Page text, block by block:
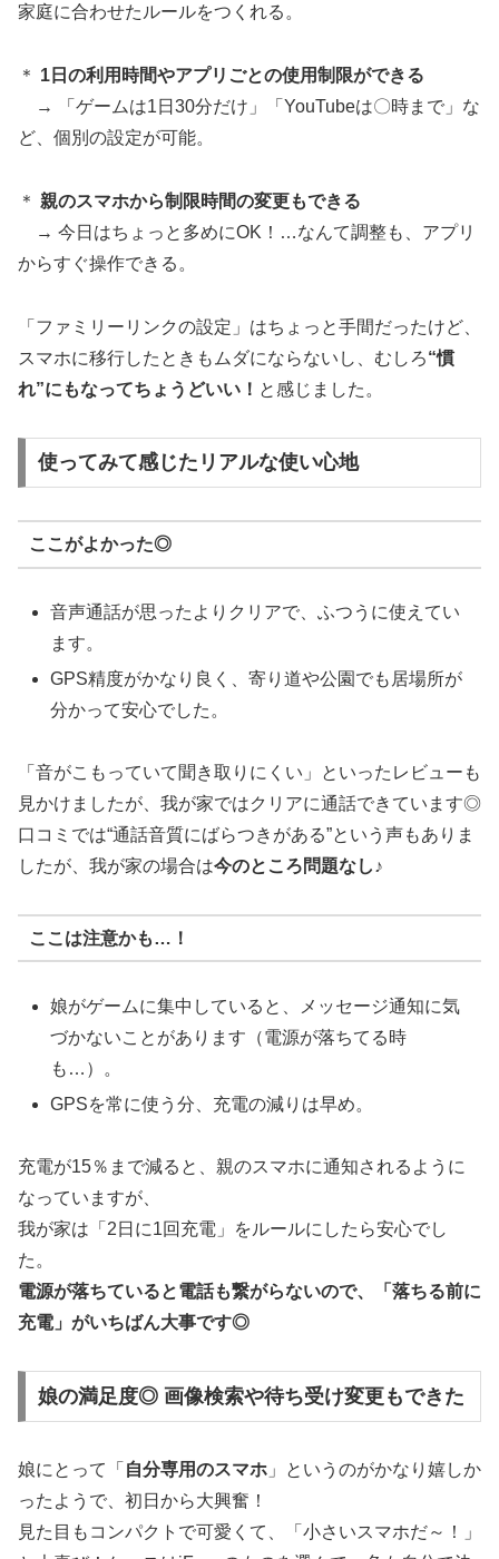
家庭に合わせたルールをつくれる。
＊ 1日の利用時間やアプリごとの使用制限ができる
→ 「ゲームは1日30分だけ」「YouTubeは〇時まで」な
ど、個別の設定が可能。
＊ 親のスマホから制限時間の変更もできる
→ 今日はちょっと多めにOK！…なんて調整も、アプリ
からすぐ操作できる。
「ファミリーリンクの設定」はちょっと手間だったけど、
スマホに移行したときもムダにならないし、むしろ“慣
れ”にもなってちょうどいい！ と感じました。
使ってみて感じたリアルな使い心地
ここがよかった◎
音声通話が思ったよりクリアで、ふつうに使えてい
ます。
GPS精度がかなり良く、寄り道や公園でも居場所が
分かって安心でした。
「音がこもっていて聞き取りにくい」といったレビューも
見かけましたが、我が家ではクリアに通話できています◎
口コミでは“通話音質にばらつきがある”という声もありま
したが、我が家の場合は今のところ問題なし♪
ここは注意かも…！
娘がゲームに集中していると、メッセージ通知に気
づかないことがあります（電源が落ちてる時
も…）。
GPSを常に使う分、充電の減りは早め。
充電が15％まで減ると、親のスマホに通知されるように
なっていますが、
我が家は「2日に1回充電」をルールにしたら安心でし
た。
電源が落ちていると電話も繋がらないので、「落ちる前に
充電」がいちばん大事です◎
娘の満足度◎ 画像検索や待ち受け変更もできた
娘にとって「 自分専用のスマホ 」というのがかなり嬉しか
ったようで、初日から大興奮！
見た目もコンパクトで可愛くて、「小さいスマホだ～！」